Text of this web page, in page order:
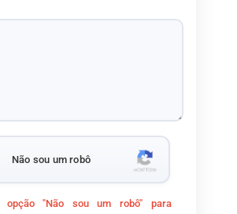
Não sou um robô
opção "Não sou um robô" para